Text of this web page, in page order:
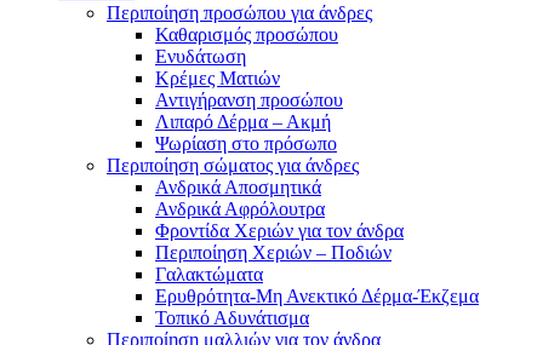
Περιποίηση προσώπου για άνδρες
Καθαρισμός προσώπου
Ενυδάτωση
Κρέμες Ματιών
Αντιγήρανση προσώπου
Λιπαρό Δέρμα – Ακμή
Ψωρίαση στο πρόσωπο
Περιποίηση σώματος για άνδρες
Ανδρικά Αποσμητικά
Ανδρικά Αφρόλουτρα
Φροντίδα Χεριών για τον άνδρα
Περιποίηση Χεριών – Ποδιών
Γαλακτώματα
Ερυθρότητα-Μη Ανεκτικό Δέρμα-Έκζεμα
Τοπικό Αδυνάτισμα
Περιποίηση μαλλιών για τον άνδρα